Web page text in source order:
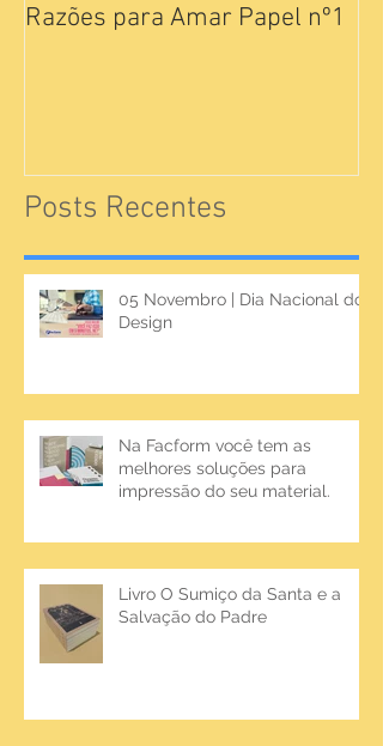
Razões para Amar Papel nº1
Posts Recentes
05 Novembro | Dia Nacional do
Design
Na Facform você tem as
melhores soluções para
impressão do seu material.
Livro O Sumiço da Santa e a
Salvação do Padre